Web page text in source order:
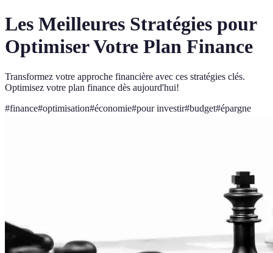
Les Meilleures Stratégies pour
Optimiser Votre Plan Finance
Transformez votre approche financière avec ces stratégies clés.
Optimisez votre plan finance dès aujourd'hui!
#finance#optimisation#économie#pour investir#budget#épargne